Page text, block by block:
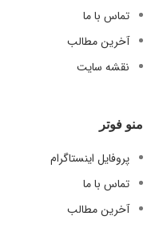
تماس با ما
آخرین مطالب
نقشه سایت
منو فوتر
پروفایل اینستاگرام
تماس با ما
آخرین مطالب